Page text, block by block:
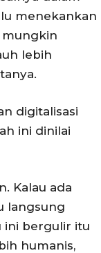
menekankan
mungkin
lebih
digitalisasi
ini dinilai
Kalau ada
langsung
ini bergulir itu
humanis,